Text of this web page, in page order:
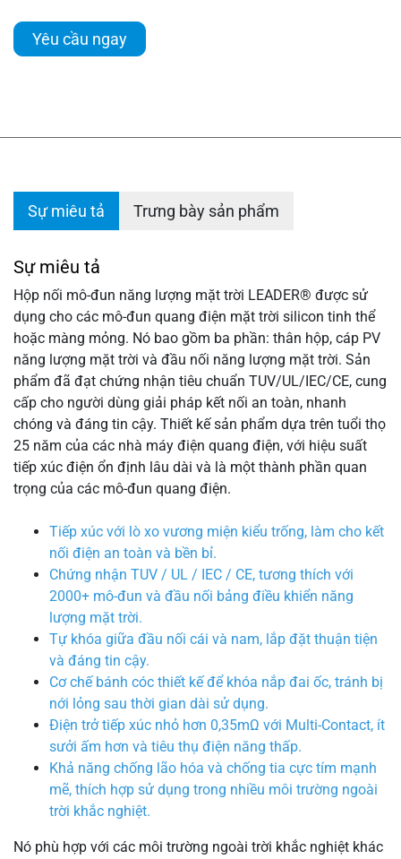
Yêu cầu ngay
Sự miêu tả Trưng bày sản phẩm
Sự miêu tả
Hộp nối mô-đun năng lượng mặt trời LEADER® được sử
dụng cho các mô-đun quang điện mặt trời silicon tinh thể
hoặc màng mỏng. Nó bao gồm ba phần: thân hộp, cáp PV
năng lượng mặt trời và đầu nối năng lượng mặt trời. Sản
phẩm đã đạt chứng nhận tiêu chuẩn TUV/UL/IEC/CE, cung
cấp cho người dùng giải pháp kết nối an toàn, nhanh
chóng và đáng tin cậy. Thiết kế sản phẩm dựa trên tuổi thọ
25 năm của các nhà máy điện quang điện, với hiệu suất
tiếp xúc điện ổn định lâu dài và là một thành phần quan
trọng của các mô-đun quang điện.
Tiếp xúc với lò xo vương miện kiểu trống, làm cho kết
nối điện an toàn và bền bỉ.
Chứng nhận TUV / UL / IEC / CE, tương thích với
2000+ mô-đun và đầu nối bảng điều khiển năng
lượng mặt trời.
Tự khóa giữa đầu nối cái và nam, lắp đặt thuận tiện
và đáng tin cậy.
Cơ chế bánh cóc thiết kế để khóa nắp đai ốc, tránh bị
nới lỏng sau thời gian dài sử dụng.
Điện trở tiếp xúc nhỏ hơn 0,35mΩ với Multi-Contact, ít
sưởi ấm hơn và tiêu thụ điện năng thấp.
Khả năng chống lão hóa và chống tia cực tím mạnh
mẽ, thích hợp sử dụng trong nhiều môi trường ngoài
trời khắc nghiệt.
Nó phù hợp với các môi trường ngoài trời khắc nghiệt khác